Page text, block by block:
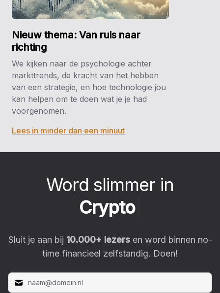
Nieuw thema: Van ruis naar
richting
We kijken naar de psychologie achter
markttrends, de kracht van het hebben
van een strategie, en hoe technologie jou
kan helpen om te doen wat je je had
voorgenomen.
Lees in minder dan een minuut
Word slimmer in
|
Sluit je aan bij 10.000+ lezersen word binnen no-
time financieel zelfstandig. Doen!